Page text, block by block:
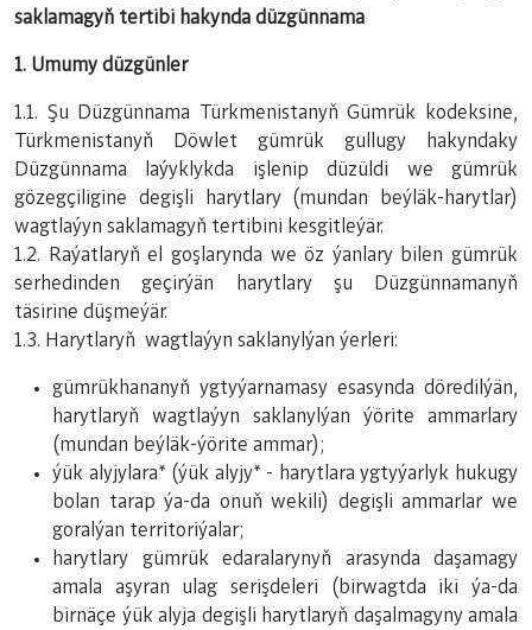
saklamagyň tertibi hakynda düzgünnama
1. Umumy düzgünler
1.1. Şu Düzgünnama Türkmenistanyň Gümrük kodeksine,
Türkmenistanyň Döwlet gümrük gullugy hakyndaky
Düzgünnama laýyklykda işlenip düzüldi we gümrük
gözegçiligine degişli harytlary (mundan beýläk-harytlar)
wagtlaýyn saklamagyň tertibini kesgitleýär.
1.2. Raýatlaryň el goşlarynda we öz ýanlary bilen gümrük
serhedinden geçirýän harytlary şu Düzgünnamanyň
täsirine düşmeýär.
1.3. Harytlaryň wagtlaýyn saklanylýan ýerleri:
gümrükhananyň ygtyýarnamasy esasynda döredilýän,
harytlaryň wagtlaýyn saklanylýan ýörite ammarlary
(mundan beýläk-ýörite ammar);
ýük alyjylara* (ýük alyjy* - harytlara ygtyýarlyk hukugy
bolan tarap ýa-da onuň wekili) degişli ammarlar we
goralýan territoriýalar;
harytlary gümrük edaralarynyň arasynda daşamagy
amala aşyran ulag serişdeleri (birwagtda iki ýa-da
birnäçe ýük alyja degişli harytlaryň daşalmagyny amala